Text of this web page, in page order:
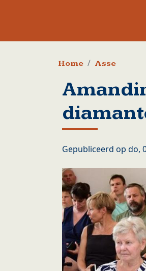
Kruimelpad
Home Asse
Gepubliceerd op do,